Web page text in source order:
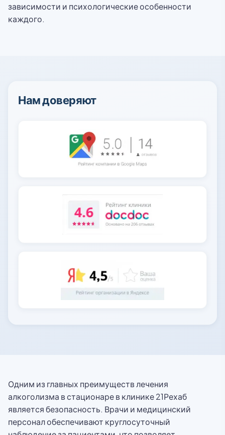
зависимости и психологические особенности
каждого.
Нам доверяют
Одним из главных преимуществ лечения
алкоголизма в стационаре в клинике 21Рехаб
является безопасность. Врачи и медицинский
персонал обеспечивают круглосуточный